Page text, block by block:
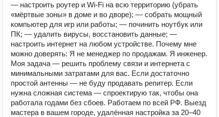
— настроить роутер и Wi‑Fi на всю территорию (убрать
«мёртвые зоны» в доме и во дворе); — собрать мощный
компьютер для игр или работы; — починить ноутбук или
ПК; — удалить вирусы, восстановить данные; —
настроить интернет на любом устройстве. Почему мне
можно доверять: Я не менеджер по продажам. Я инженер.
Моя задача — решить проблему связи и интернета с
минимальными затратами для вас. Если достаточно
простой антенны — не буду продавать репитер. Если
нужна сложная система — спроектирую так, чтобы она
работала годами без сбоев. Работаем по всей РФ. Выезд
мастера в вашем городе, удалённая настройка за 20–40